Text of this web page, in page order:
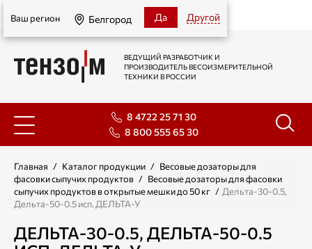
Белгород
Ваш регион Белгород Да Другой
ВЕДУЩИЙ РАЗРАБОТЧИК И
ПРОИЗВОДИТЕЛЬ ВЕСОИЗМЕРИТЕЛЬНОЙ
ТЕХНИКИ В РОССИИ
8 4722 25 71 30
8 800 555 65 30
Главная / Каталог продукции / Весовые дозаторы для
фасовки сыпучих продуктов / Весовые дозаторы для фасовки
сыпучих продуктов в открытые мешки до 50 кг / Дельта-30-0.5,
Дельта-50-0.5 исп. ДЕЛЬТА-У
ДЕЛЬТА-30-0.5, ДЕЛЬТА-50-0.5